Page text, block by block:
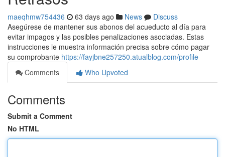
maeqhmw754436 63 days ago News
Discuss
Asegúrese de mantener sus abonos del acueducto al día para
evitar impagos y las posibles penalizaciones asociadas. Estas
instrucciones le muestra información precisa sobre cómo pagar
su comprobante https://fayjbne257250.atualblog.com/profile
Comments
Who Upvoted
Comments
Submit a Comment
No HTML